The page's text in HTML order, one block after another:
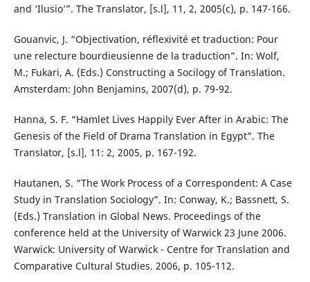
and ‘Ilusio’”. The Translator, [s.l], 11, 2, 2005(c), p. 147-166.
Gouanvic, J. “Objectivation, réflexivité et traduction: Pour
une relecture bourdieusienne de la traduction”. In: Wolf,
M.; Fukari, A. (Eds.) Constructing a Socilogy of Translation.
Amsterdam: John Benjamins, 2007(d), p. 79-92.
Hanna, S. F. “Hamlet Lives Happily Ever After in Arabic: The
Genesis of the Field of Drama Translation in Egypt”. The
Translator, [s.l], 11: 2, 2005, p. 167-192.
Hautanen, S. “The Work Process of a Correspondent: A Case
Study in Translation Sociology”. In: Conway, K.; Bassnett, S.
(Eds.) Translation in Global News. Proceedings of the
conference held at the University of Warwick 23 June 2006.
Warwick: University of Warwick - Centre for Translation and
Comparative Cultural Studies. 2006, p. 105-112.